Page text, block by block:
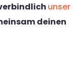
unser
deinen